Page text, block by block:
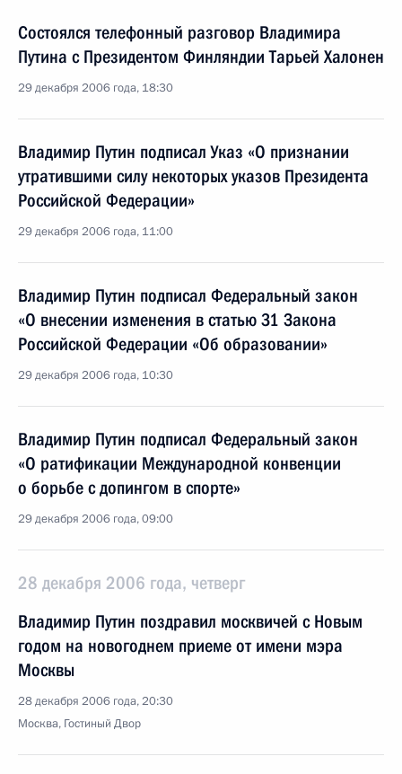
Состоялся телефонный разговор Владимира
Путина с Президентом Финляндии Тарьей Халонен
29 декабря 2006 года, 18:30
Владимир Путин подписал Указ «О признании
утратившими силу некоторых указов Президента
Российской Федерации»
29 декабря 2006 года, 11:00
Владимир Путин подписал Федеральный закон
«О внесении изменения в статью 31 Закона
Российской Федерации «Об образовании»
29 декабря 2006 года, 10:30
Владимир Путин подписал Федеральный закон
«О ратификации Международной конвенции
о борьбе с допингом в спорте»
29 декабря 2006 года, 09:00
28 декабря 2006 года, четверг
Владимир Путин поздравил москвичей с Новым
годом на новогоднем приеме от имени мэра
Москвы
28 декабря 2006 года, 20:30
Москва, Гостиный Двор